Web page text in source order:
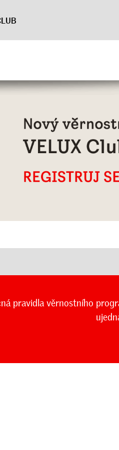
pravidla věrnostního